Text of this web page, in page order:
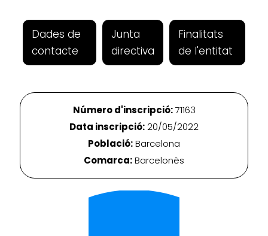
Dades de
contacte
Junta
directiva
Finalitats
de l'entitat
Número d'inscripció:71163
Data inscripció:20/05/2022
Població:Barcelona
Comarca:Barcelonès